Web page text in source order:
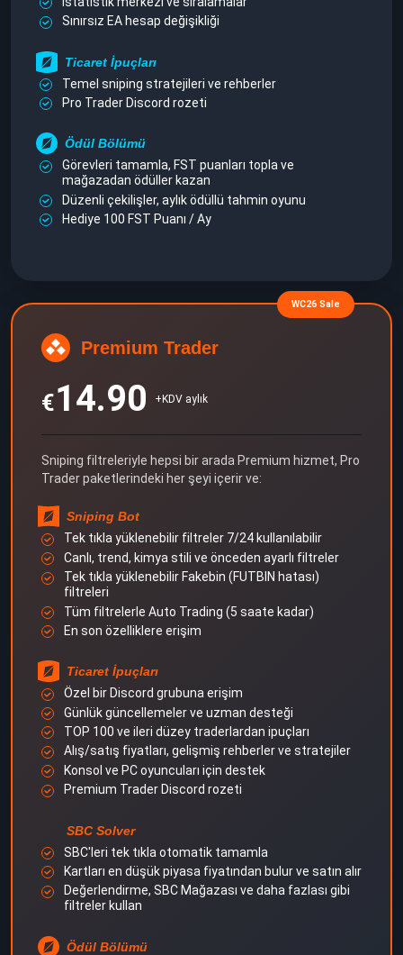
Sınırsız EA hesap değişikliği
Ticaret İpuçları
Temel sniping stratejileri ve rehberler
Pro Trader Discord rozeti
Ödül Bölümü
Görevleri tamamla, FST puanları topla ve
mağazadan ödüller kazan
Düzenli çekilişler, aylık ödüllü tahmin oyunu
Hediye 100 FST Puanı / Ay
Premium Trader
€14.90 +KDV aylık
Sniping filtreleriyle hepsi bir arada Premium hizmet, Pro
Trader paketlerindeki her şeyi içerir ve:
Sniping Bot
Tek tıkla yüklenebilir filtreler 7/24 kullanılabilir
Canlı, trend, kimya stili ve önceden ayarlı filtreler
Tek tıkla yüklenebilir Fakebin (FUTBIN hatası)
filtreleri
Tüm filtrelerle Auto Trading (5 saate kadar)
En son özelliklere erişim
Ticaret İpuçları
Özel bir Discord grubuna erişim
Günlük güncellemeler ve uzman desteği
TOP 100 ve ileri düzey traderlardan ipuçları
Alış/satış fiyatları, gelişmiş rehberler ve stratejiler
Konsol ve PC oyuncuları için destek
Premium Trader Discord rozeti
SBC Solver
SBC'leri tek tıkla otomatik tamamla
Kartları en düşük piyasa fiyatından bulur ve satın alır
Değerlendirme, SBC Mağazası ve daha fazlası gibi
filtreler kullan
Ödül Bölümü
WC26 Sale